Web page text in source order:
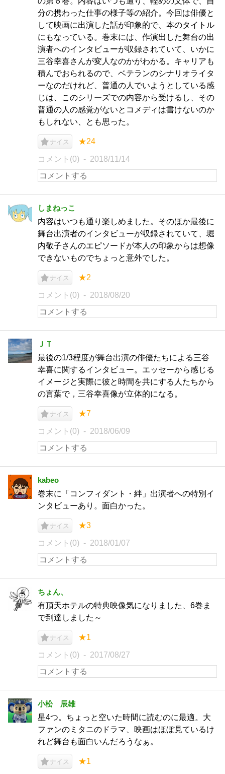
分の携わった仕事の様子等の紹介。今回は俳優と
して映画に出演した話が印象的で、本のタイトル
にもなっている。巻末には、作演出した舞台の出
演者へのインタビューが収録されていて、いかに
三谷幸喜さんが変人なのかがわかる。キャリアも
積んでおられるので、ベテランのシナリオライタ
ーなのだけれど、普通の人でいようとしている感
じは、このシリーズでの内容から受けるし、その
普通の人の感覚がないとコメディは書けないのか
もしれない、とも思った。
ナイス ★24
コメント(0) 2018/11/14
しまねっこ
内容はいつも通り楽しめました。そのほか最後に
舞台出演者のインタビューが収録されていて、堀
内敬子さんのエピソードが本人の印象からは想像
できないものでちょっと意外でした。
ナイス ★2
コメント(0) 2018/08/20
ＪＴ
最後の1/3程度が舞台出演の俳優たちによる三谷
幸喜に関するインタビュー。エッセーから感じる
イメージと実際に彼と時間を共にする人たちから
の言葉で，三谷幸喜像が立体的になる。
ナイス ★7
コメント(0) 2018/06/09
kabeo
巻末に「コンフィダント・絆」出演者への特別イ
ンタビューあり。面白かった。
ナイス ★3
コメント(0) 2018/01/07
ちょん、
有頂天ホテルの特典映像気になりました、6巻ま
で到達しました～
ナイス ★1
コメント(0) 2017/08/27
小松 辰雄
星4つ。ちょっと空いた時間に読むのに最適。大
ファンのミタニのドラマ、映画はほぼ見ているけ
れど舞台も面白いんだろうなぁ。
ナイス ★1